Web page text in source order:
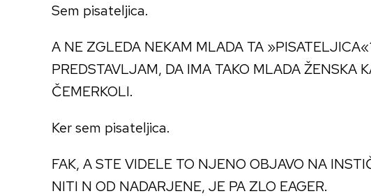
Sem pisateljica.
A NE ZGLEDA NEKAM MLADA TA
PREDSTAVLJAM, DA IMA TAKO MLADA ŽENSKA
ČEMERKOLI.
Ker sem pisateljica.
FAK, A STE VIDELE TO NJENO OBJAVO NA
NITI N OD NADARJENE, JE PA ZLO EAGER.